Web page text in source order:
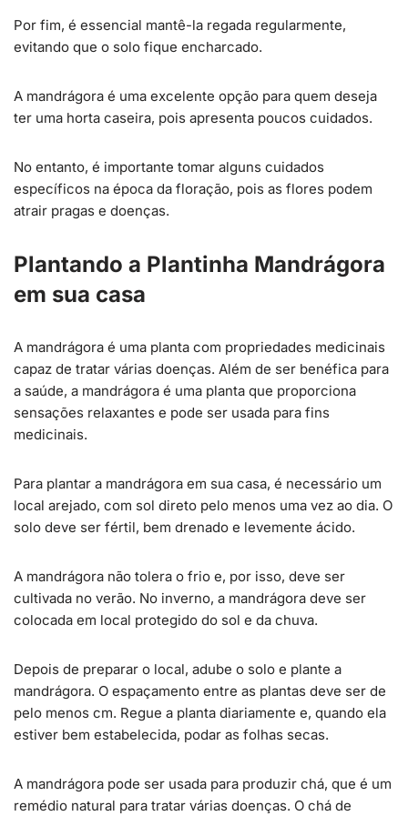
Por fim, é essencial mantê-la regada regularmente,
evitando que o solo fique encharcado.
A mandrágora é uma excelente opção para quem deseja
ter uma horta caseira, pois apresenta poucos cuidados.
No entanto, é importante tomar alguns cuidados
específicos na época da floração, pois as flores podem
atrair pragas e doenças.
Plantando a Plantinha Mandrágora
em sua casa
A mandrágora é uma planta com propriedades medicinais
capaz de tratar várias doenças. Além de ser benéfica para
a saúde, a mandrágora é uma planta que proporciona
sensações relaxantes e pode ser usada para fins
medicinais.
Para plantar a mandrágora em sua casa, é necessário um
local arejado, com sol direto pelo menos uma vez ao dia. O
solo deve ser fértil, bem drenado e levemente ácido.
A mandrágora não tolera o frio e, por isso, deve ser
cultivada no verão. No inverno, a mandrágora deve ser
colocada em local protegido do sol e da chuva.
Depois de preparar o local, adube o solo e plante a
mandrágora. O espaçamento entre as plantas deve ser de
pelo menos cm. Regue a planta diariamente e, quando ela
estiver bem estabelecida, podar as folhas secas.
A mandrágora pode ser usada para produzir chá, que é um
remédio natural para tratar várias doenças. O chá de